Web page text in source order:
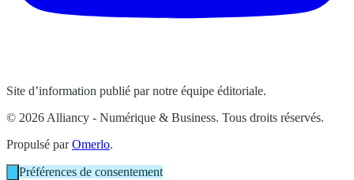
Site d’information publié par notre équipe éditoriale.
© 2026 Alliancy - Numérique & Business. Tous droits réservés.
Propulsé parOmerlo.
Préférences de consentement